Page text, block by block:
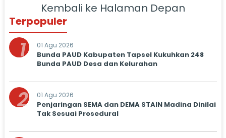
Kembali ke Halaman Depan
Terpopuler
1 01 Agu 2026
Bunda PAUD Kabupaten Tapsel Kukuhkan 248
Bunda PAUD Desa dan Kelurahan
2 01 Agu 2026
Penjaringan SEMA dan DEMA STAIN Madina Dinilai
Tak Sesuai Prosedural